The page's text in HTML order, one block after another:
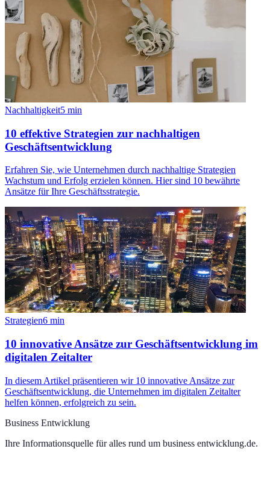
Nachhaltigkeit5 min
10 effektive Strategien zur nachhaltigen
Geschäftsentwicklung
Erfahren Sie, wie Unternehmen durch nachhaltige Strategien
Wachstum und Erfolg erzielen können. Hier sind 10 bewährte
Ansätze für Ihre Geschäftsstrategie.
Strategien6 min
10 innovative Ansätze zur Geschäftsentwicklung im
digitalen Zeitalter
In diesem Artikel präsentieren wir 10 innovative Ansätze zur
Geschäftsentwicklung, die Unternehmen im digitalen Zeitalter
helfen können, erfolgreich zu sein.
Business Entwicklung
Ihre Informationsquelle für alles rund um business entwicklung.de.